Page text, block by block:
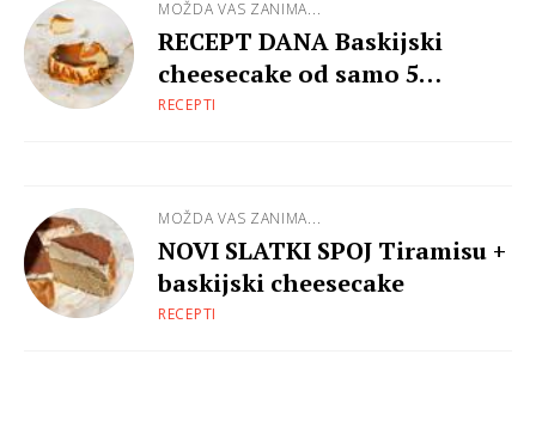
MOŽDA VAS ZANIMA...
RECEPT DANA Baskijski
cheesecake od samo 5
sastojaka
RECEPTI
MOŽDA VAS ZANIMA...
NOVI SLATKI SPOJ Tiramisu +
baskijski cheesecake
RECEPTI